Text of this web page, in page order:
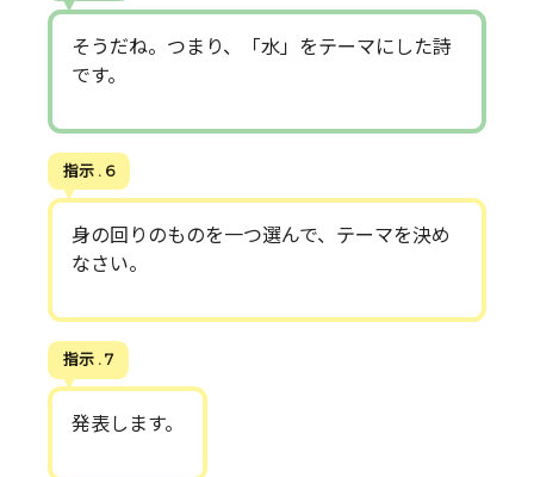
そうだね。つまり、「水」をテーマにした詩
です。
指示 . 6
身の回りのものを一つ選んで、テーマを決め
なさい。
指示 . 7
発表します。